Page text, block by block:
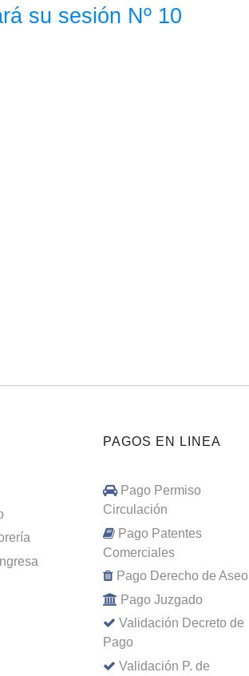
su sesión Nº 10
PAGOS EN LINEA
Pago Permiso
Circulación
Pago Patentes
Comerciales
Pago Derecho de Aseo
Pago Juzgado
Validación Decreto de
Pago
Validación P. de